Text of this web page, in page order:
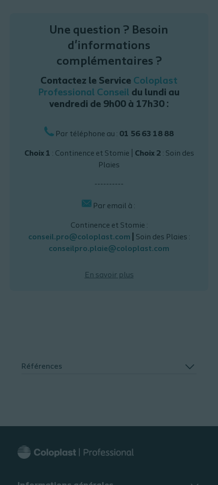
Une question ? Besoin
d'informations
complémentaires ?
Contactez le Service Coloplast
Professional Conseil du lundi au
vendredi de 9h00 à 17h30 :
Par téléphone au : 01 56 63 18 88
Choix 1 : Continence et Stomie | Choix 2 : Soin des
Plaies
----------
Par email à :
Continence et Stomie :
conseil.pro@coloplast.com
Soin des Plaies :
conseilpro.plaie@coloplast.com
En savoir plus
Références